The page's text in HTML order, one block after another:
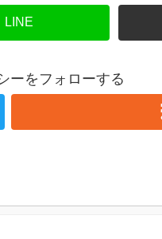
LINE
ーをフォローする